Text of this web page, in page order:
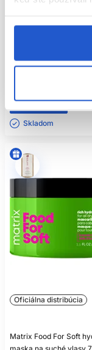
hydratačná maska na
Hydratačné masky
Kúpiť
Skladom ㅤ
Oficiálna distribúcia
Matrix Food For Soft